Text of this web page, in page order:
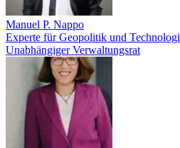
Manuel P. Nappo
Experte für Geopolitik und
Unabhängiger Verwaltungsrat